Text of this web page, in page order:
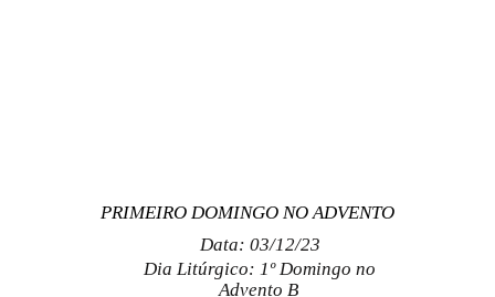
PRIMEIRO DOMINGO NO ADVENTO
Data: 03/12/23
Dia Litúrgico: 1º Domingo no
Advento B